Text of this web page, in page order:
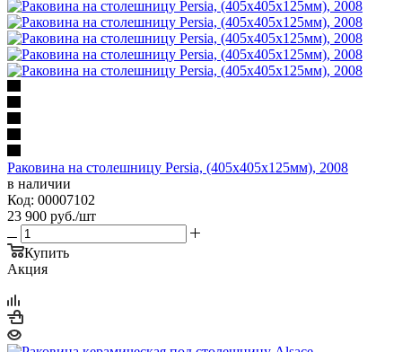
Раковина на столешницу Persia, (405х405х125мм), 2008
в наличии
Код: 00007102
23 900 руб./шт
Купить
Акция